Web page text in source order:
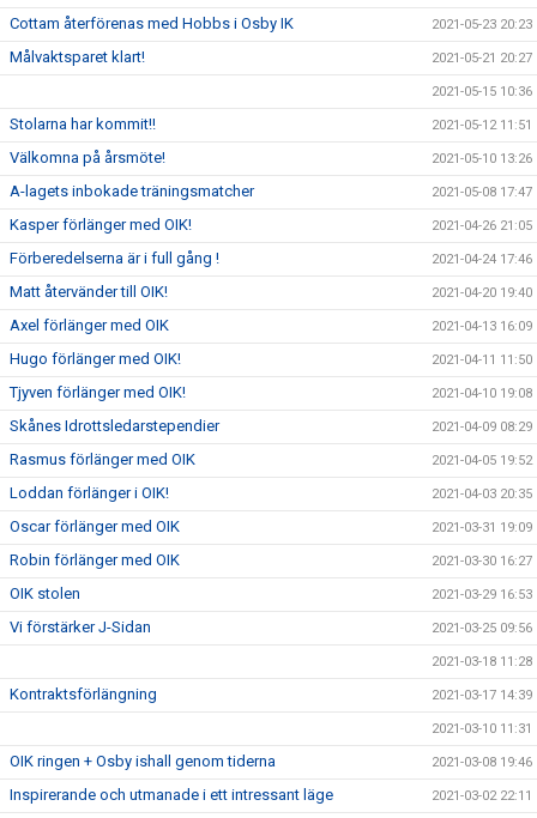
Cottam återförenas med Hobbs i Osby IK 2021-05-23 20:23
Målvaktsparet klart! 2021-05-21 20:27
2021-05-15 10:36
Stolarna har kommit!! 2021-05-12 11:51
Välkomna på årsmöte! 2021-05-10 13:26
A-lagets inbokade träningsmatcher 2021-05-08 17:47
Kasper förlänger med OIK! 2021-04-26 21:05
Förberedelserna är i full gång ! 2021-04-24 17:46
Matt återvänder till OIK! 2021-04-20 19:40
Axel förlänger med OIK 2021-04-13 16:09
Hugo förlänger med OIK! 2021-04-11 11:50
Tjyven förlänger med OIK! 2021-04-10 19:08
Skånes Idrottsledarstependier 2021-04-09 08:29
Rasmus förlänger med OIK 2021-04-05 19:52
Loddan förlänger i OIK! 2021-04-03 20:35
Oscar förlänger med OIK 2021-03-31 19:09
Robin förlänger med OIK 2021-03-30 16:27
OIK stolen 2021-03-29 16:53
Vi förstärker J-Sidan 2021-03-25 09:56
2021-03-18 11:28
Kontraktsförlängning 2021-03-17 14:39
2021-03-10 11:31
OIK ringen + Osby ishall genom tiderna 2021-03-08 19:46
Inspirerande och utmanade i ett intressant läge 2021-03-02 22:11